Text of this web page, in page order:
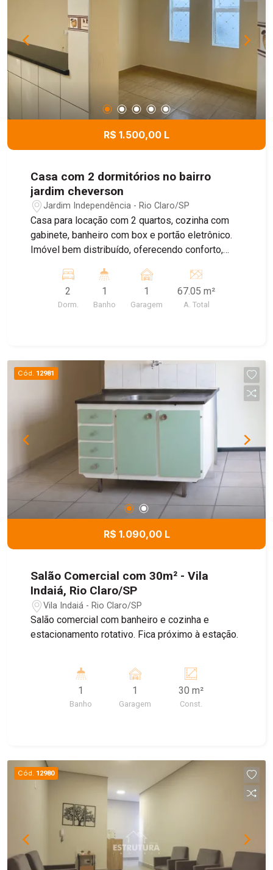
um dos nossos corretores.
R$ 1.500,00 L
Casa com 2 dormitórios no bairro
jardim cheverson
Jardim Independência - Rio Claro/SP
Casa para locação com 2 quartos, cozinha com
gabinete, banheiro com box e portão eletrônico.
Imóvel bem distribuído, oferecendo conforto,
2
Dorm.
1
Banho
1
Garagem
67.05 m²
A. Total
Cód. 12981
R$ 1.090,00 L
Salão Comercial com 30m² - Vila
Indaiá, Rio Claro/SP
Vila Indaiá - Rio Claro/SP
Salão comercial com banheiro e cozinha e
estacionamento rotativo. Fica próximo à estação.
1
Banho
1
Garagem
30 m²
Const.
Cód. 12980